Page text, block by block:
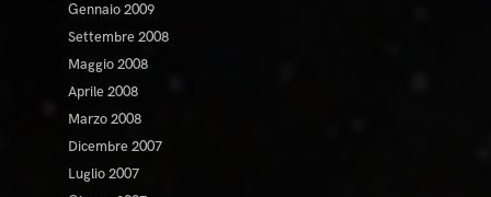
Gennaio 2009
Settembre 2008
Maggio 2008
Aprile 2008
Marzo 2008
Dicembre 2007
Luglio 2007